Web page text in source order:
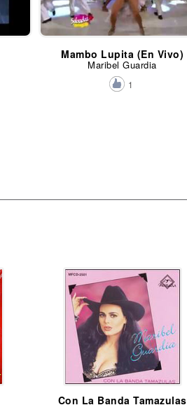
Mambo Lupita (En Vivo)
Maribel Guardia
1
Con La Banda Tamazulas